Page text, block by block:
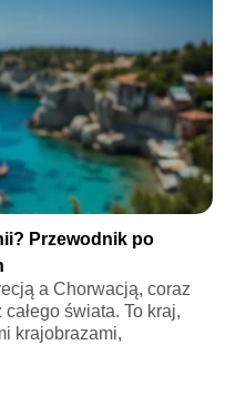
Przewodnik po
a Chorwacją, coraz
świata. To kraj,
krajobrazami,